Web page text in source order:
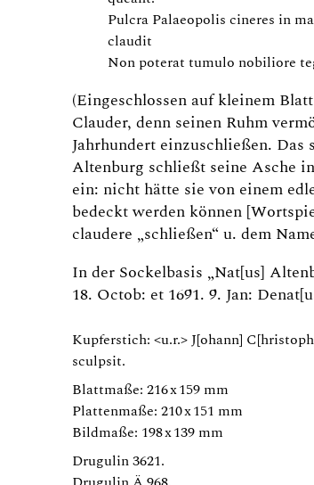
Pulcra Palaeopolis cineres in
claudit
Non poterat tumulo nobiliore
(Eingeschlossen auf kleinem
Clauder, denn seinen Ruhm
Jahrhundert einzuschließen. Das
Altenburg schließt seine Asche
ein: nicht hätte sie von einem
bedeckt werden können
claudere „schließen“ u. dem
In der Sockelbasis „Nat[us]
18. Octob: et 1691. 9. Jan:
Kupferstich: <u.r.> J[ohann]
sculpsit.
Blattmaße: 216 x 159 mm
Plattenmaße: 210 x 151 mm
Bildmaße: 198 x 139 mm
Drugulin 3621.